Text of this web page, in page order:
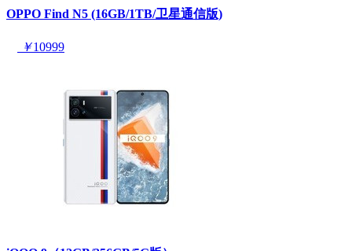
OPPO Find N5 (16GB/1TB/卫星通信版)
￥10999